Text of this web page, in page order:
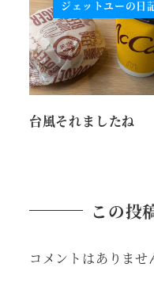
ジェットユーの日
台風それましたね
この投
コメントはありませ